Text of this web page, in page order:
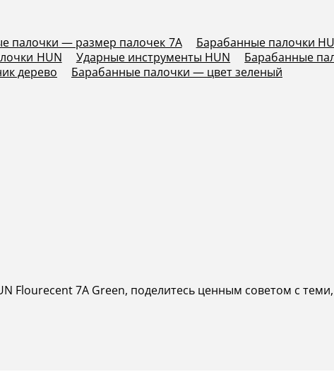
палочки — размер палочек 7A Барабанные палочки
HUN Ударные инструменты HUN
Барабанные
дерево
Барабанные палочки — цвет зеленый
Flourecent 7A Green, поделитесь ценным советом с теми,